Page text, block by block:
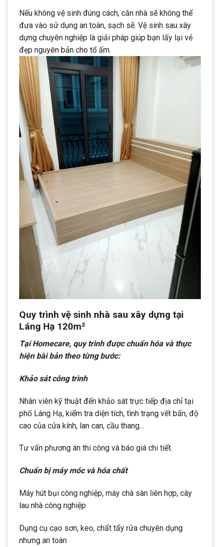
Nếu không vệ sinh đúng cách, căn nhà sẽ không thể
đưa vào sử dụng an toàn, sạch sẽ. Vệ sinh sau xây
dựng chuyên nghiệp là giải pháp giúp bạn lấy lại vẻ
đẹp nguyên bản cho tổ ấm.
Quy trình vệ sinh nhà sau xây dựng tại
Láng Hạ 120m²
Tại Homecare, quy trình được chuẩn hóa và thực
hiện bài bản theo từng bước:
Khảo sát công trình
Nhân viên kỹ thuật đến khảo sát trực tiếp địa chỉ tại
phố Láng Hạ, kiểm tra diện tích, tình trạng vết bẩn, độ
cao của cửa kính, lan can, cầu thang…
Tư vấn phương án thi công và báo giá chi tiết.
Chuẩn bị máy móc và hóa chất
Máy hút bụi công nghiệp, máy chà sàn liên hợp, cây
lau nhà công nghiệp
Dụng cụ cạo sơn, keo, chất tẩy rửa chuyên dụng
nhưng an toàn